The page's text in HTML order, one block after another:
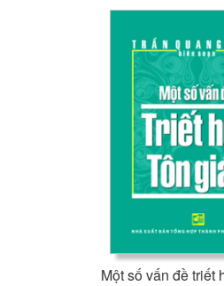
Một số vấn đề triết